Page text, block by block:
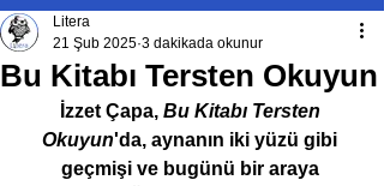
Bu Kitabı Tersten Okuyun
Litera
21 Şub 2025 3 dakikada okunur
İzzet Çapa, Bu Kitabı Tersten
Okuyun'da, aynanın iki yüzü gibi
geçmişi ve bugünü bir araya